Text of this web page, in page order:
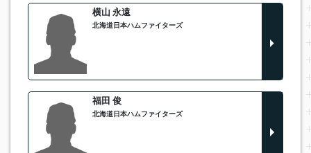
横山 永遠
北海道日本ハムファイターズ
福田 俊
北海道日本ハムファイターズ